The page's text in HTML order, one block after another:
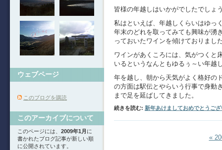
皆様の年越しはいかがでしたでしょ
私はといえば、年越しくらいはゆっ
年末のどれを取ってみても興味が湧
っておいたワインを傾けておりまし
ワインがあくころには、気がつくと
いるというなんともゆるぅ～い年越
年を越し、朝から天気がよく格好の
の方面は駅伝とやらいう行事で身動
まで足を延ばしてきました。
続きを読む: 新年あけましておめでとうご
«
ウェブページ
このブログを購読
このアーカイブについて
このページには、 2009年1月 に
書かれたブログ記事が新しい順
に公開されています。